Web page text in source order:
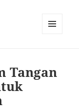
Tangan